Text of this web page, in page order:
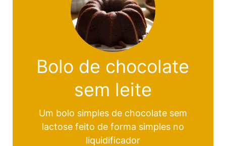
Bolo de chocolate
sem leite
Um bolo simples de chocolate sem
lactose feito de forma simples no
liquidificador